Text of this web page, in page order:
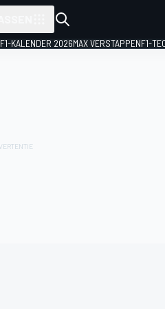
F1-KALENDER 2026MAX VERSTAPPENF1-